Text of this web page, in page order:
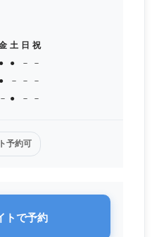
土 日 祝
● ● －
－
● － －
－
－ ● － －
予約可
トで予約